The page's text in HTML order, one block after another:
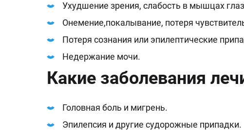
Ухудшение зрения, слабость в мышцах
Онемение,покалывание, потеря
Потеря сознания или эпилептические
Недержание мочи.
Какие заболевания
Головная боль и мигрень.
Эпилепсия и другие судорожные припадки.